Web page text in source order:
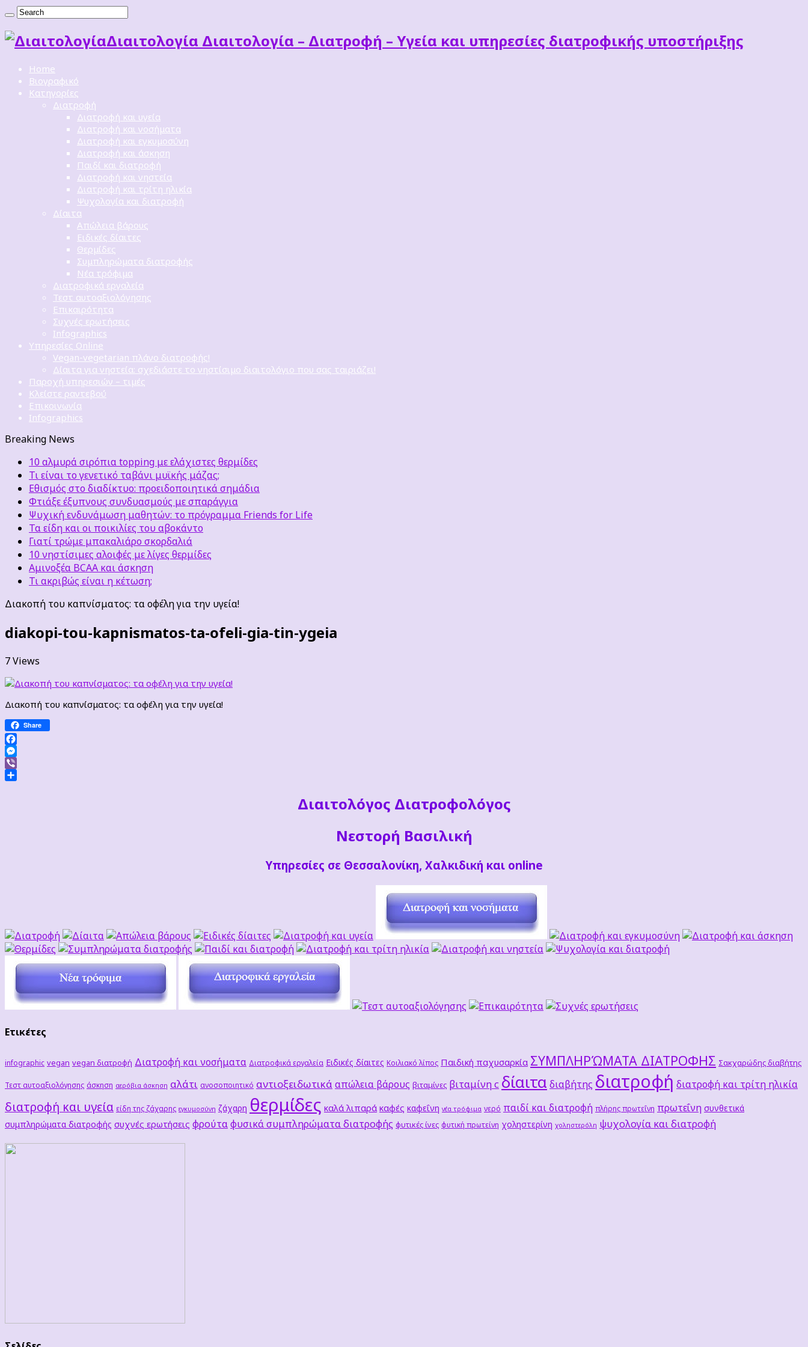
Διαιτoλογία Διαιτολογία – Διατροφή – Υγεία και υπηρεσίες διατροφικής υποστήριξης
Home
Βιογραφικό
Κατηγορίες
Διατροφή
Διατροφή και υγεία
Διατροφή και νοσήματα
Διατροφή και εγκυμοσύνη
Διατροφή και άσκηση
Παιδί και διατροφή
Διατροφή και νηστεία
Διατροφή και τρίτη ηλικία
Ψυχολογία και διατροφή
Δίαιτα
Απώλεια βάρους
Ειδικές δίαιτες
Θερμίδες
Συμπληρώματα διατροφής
Νέα τρόφιμα
Διατροφικά εργαλεία
Τεστ αυτοαξιολόγησης
Επικαιρότητα
Συχνές ερωτήσεις
Infographics
Υπηρεσίες Online
Vegan-vegetarian πλάνο διατροφής!
Δίαιτα για νηστεία: σχεδιάστε το νηστίσιμο διαιτολόγιο που σας ταιριάζει!
Παροχή υπηρεσιών – τιμές
Κλείστε ραντεβού
Επικοινωνία
Infographics
Breaking News
10 αλμυρά σιρόπια topping με ελάχιστες θερμίδες
Τι είναι το γενετικό ταβάνι μυϊκής μάζας;
Εθισμός στο διαδίκτυο: προειδοποιητικά σημάδια
Φτιάξε έξυπνους συνδυασμούς με σπαράγγια
Ψυχική ενδυνάμωση μαθητών: το πρόγραμμα Friends for Life
Τα είδη και οι ποικιλίες του αβοκάντο
Γιατί τρώμε μπακαλιάρο σκορδαλιά
10 νηστίσιμες αλοιφές με λίγες θερμίδες
Αμινοξέα BCAA και άσκηση
Τι ακριβώς είναι η κέτωση;
Διακοπή του καπνίσματος: τα οφέλη για την υγεία!
diakopi-tou-kapnismatos-ta-ofeli-gia-tin-ygeia
7 Views
Διακοπή του καπνίσματος: τα οφέλη για την υγεία!
Share
Facebook
Messenger
Viber
Διαιτoλόγος Διατροφολόγος
Νεστορή Βασιλική
Υπηρεσίες σε Θεσσαλονίκη, Χαλκιδική και online
Ετικέτες
infographic vegan vegan διατροφή Διατροφή και νοσήματα Διατροφικά εργαλεία Ειδικές δίαιτες Κοιλιακό λίπος Παιδική παχυσαρκία ΣΥΜΠΛΗΡΏΜΑΤΑ ΔΙΑΤΡΟΦΗΣ Σακχαρώδης διαβήτης
Τεστ αυτοαξιολόγησης άσκηση αερόβια άσκηση αλάτι ανοσοποιητικό αντιοξειδωτικά απώλεια βάρους βιταμίνες βιταμίνη c δίαιτα διαβήτης διατροφή διατροφή και τρίτη ηλικία
διατροφή και υγεία είδη της ζάχαρης εγκυμοσύνη ζάχαρη θερμίδες καλά λιπαρά καφές καφεΐνη νέα τρόφιμα νερό παιδί και διατροφή πλήρης πρωτεΐνη πρωτεΐνη συνθετικά
συμπληρώματα διατροφής συχνές ερωτήσεις φρούταφυσικά συμπληρώματα διατροφής φυτικές ίνες φυτική πρωτείνη χοληστερίνη χοληστερόλη ψυχολογία και διατροφή